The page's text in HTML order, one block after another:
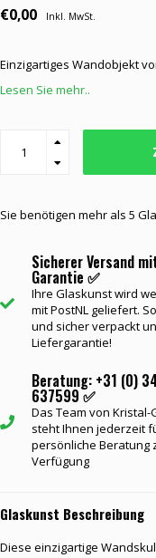
€0,00 Inkl. MwSt.
Einzigartiges Wandobjekt
Lesen Sie mehr..
Sie benötigen mehr als 5
Sicherer Versand
Garantie ✅
Ihre Glaskunst wird
mit PostNL geliefert.
und sicher verpackt
Liefergarantie!
Beratung: +31 (0)
637599 ✅
Das Team von Kristal-
steht Ihnen jederzeit
persönliche Beratung
Verfügung
Glaskunst Beschreibung
Diese einzigartige